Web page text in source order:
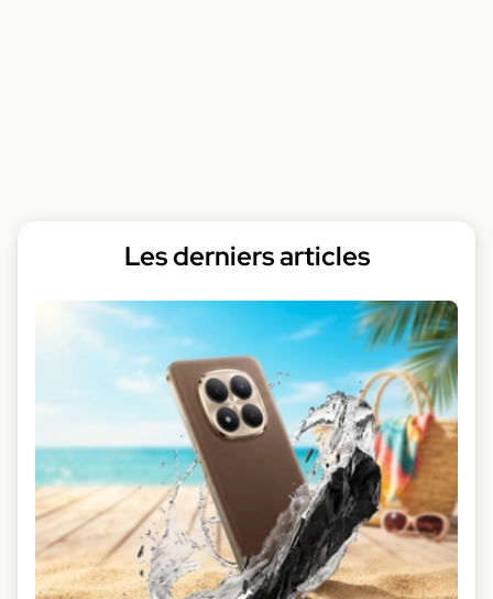
Les derniers articles